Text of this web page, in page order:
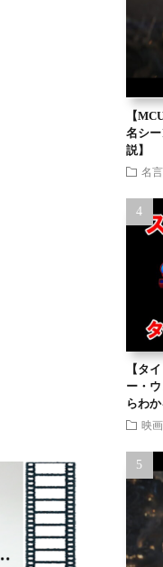
【
名シ
説】
名
【タ
ー・
らわ
映